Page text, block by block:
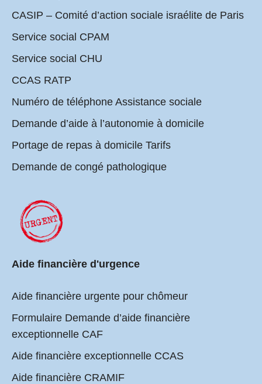
CASIP – Comité d’action sociale israélite de Paris
Service social CPAM
Service social CHU
CCAS RATP
Numéro de téléphone Assistance sociale
Demande d’aide à l’autonomie à domicile
Portage de repas à domicile Tarifs
Demande de congé pathologique
Aide financière d'urgence
Aide financière urgente pour chômeur
Formulaire Demande d’aide financière
exceptionnelle CAF
Aide financière exceptionnelle CCAS
Aide financière CRAMIF